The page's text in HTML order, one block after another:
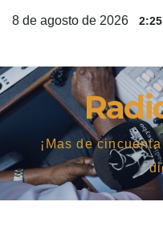
8 de agosto de 2026
¡Mas de